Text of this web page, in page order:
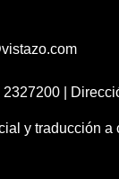
|
y traducción